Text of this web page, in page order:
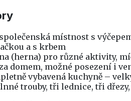
místnost s
a s krbem
(herna) pro různé aktivity,
domem, možné posezení i
vybavená kuchyně –
trouby, tři lednice, tři